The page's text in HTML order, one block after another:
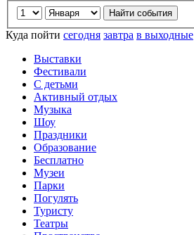
Куда пойти сегодня завтра в выходные
Выставки
Фестивали
С детьми
Активный отдых
Музыка
Шоу
Праздники
Образование
Бесплатно
Музеи
Парки
Погулять
Туристу
Театры